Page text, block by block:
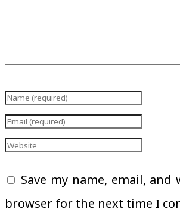
Save my name, email,
browser for the next time I